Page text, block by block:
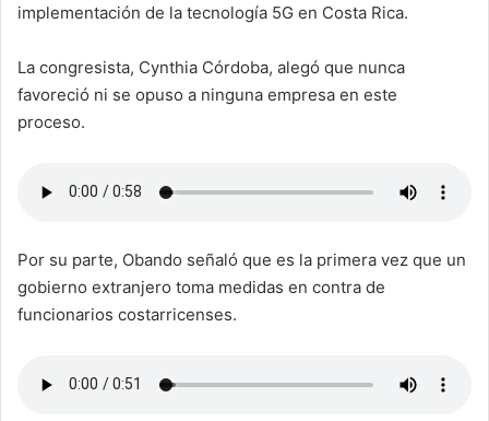
implementación de la tecnología 5G en Costa Rica.
La congresista, Cynthia Córdoba, alegó que nunca
favoreció ni se opuso a ninguna empresa en este
proceso.
Por su parte, Obando señaló que es la primera vez que un
gobierno extranjero toma medidas en contra de
funcionarios costarricenses.